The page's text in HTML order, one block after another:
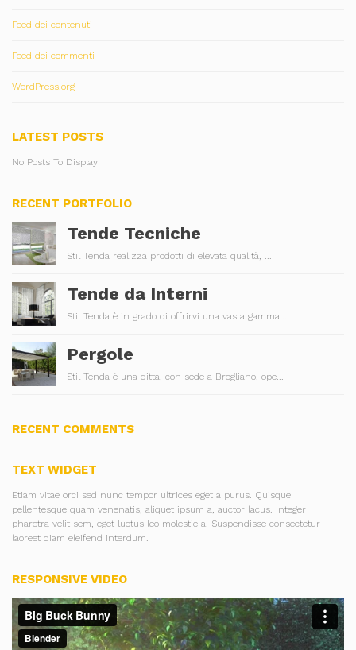
Feed dei contenuti
Feed dei commenti
WordPress.org
LATEST POSTS
No Posts To Display
RECENT PORTFOLIO
Tende Tecniche
Stil Tenda realizza prodotti di elevata qualità, ...
Tende da Interni
Stil Tenda è in grado di offrirvi una vasta gamma...
Pergole
Stil Tenda è una ditta, con sede a Brogliano, ope...
RECENT COMMENTS
TEXT WIDGET
Etiam vitae orci sed nunc tempor ultrices eget a purus. Quisque
pellentesque quam venenatis, aliquet ipsum a, auctor lacus. Integer
pharetra velit sem, eget luctus leo molestie a. Suspendisse consectetur
laoreet diam eleifend interdum.
RESPONSIVE VIDEO